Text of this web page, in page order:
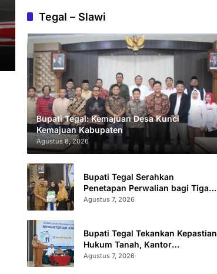
Tegal – Slawi
Bupati Tegal: Kemajuan Desa Kunci
Kemajuan Kabupaten
Agustus 8, 2026
Bupati Tegal Serahkan
Penetapan Perwalian bagi Tiga
Anak LKSA
Agustus 7, 2026
Bupati Tegal Tekankan Kepastian
Hukum Tanah, Kantor
Pertanahan Catat 296.869
Agustus 7, 2026